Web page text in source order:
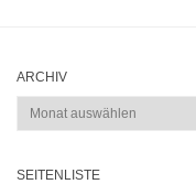
ARCHIV
Archiv
SEITENLISTE